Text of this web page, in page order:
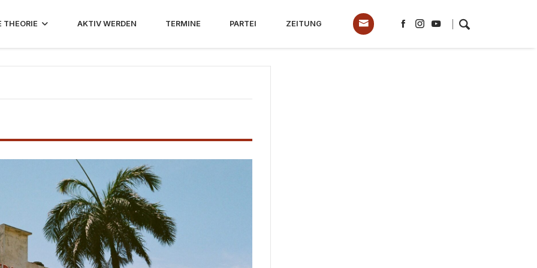
THEORIE AKTIV WERDEN TERMINE PARTEI ZEITUNG